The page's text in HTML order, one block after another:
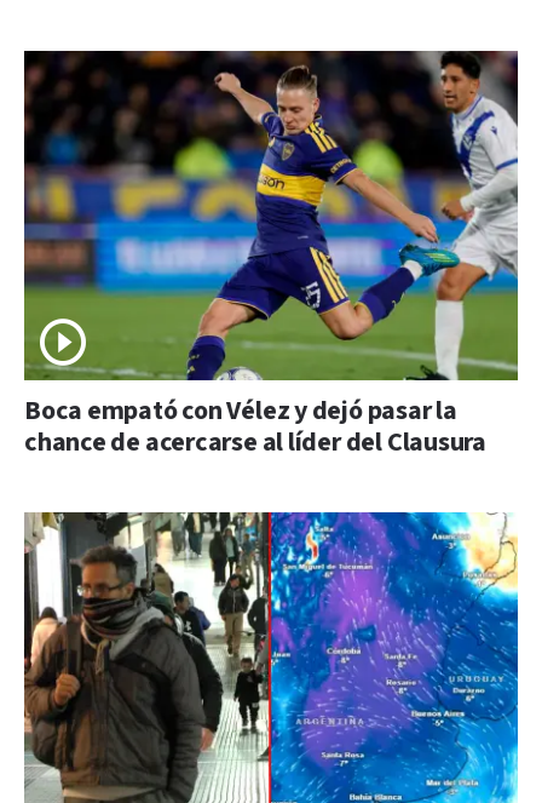
Boca empató con Vélez y dejó pasar la
chance de acercarse al líder del Clausura